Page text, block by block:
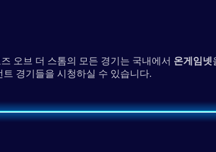
오브 더 스톰의 모든 경기는 국내에서 온게임넷
경기들을 시청하실 수 있습니다.